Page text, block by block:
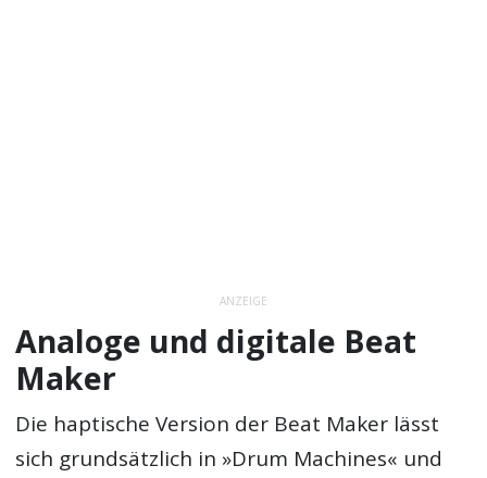
ANZEIGE
Analoge und digitale Beat
Maker
Die haptische Version der Beat Maker lässt
sich grundsätzlich in »Drum Machines« und